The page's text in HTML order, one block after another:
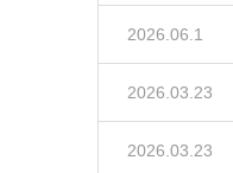
2026.06.1
2026.03.23
2026.03.23